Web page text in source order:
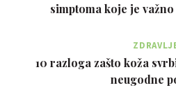
simptoma koje je
10 razloga zašto koža
neugodne